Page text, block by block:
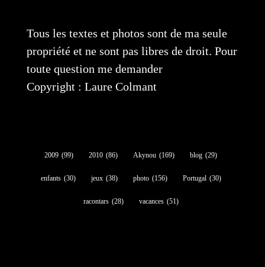
Tous les textes et photos sont de ma seule
propriété et ne sont pas libres de droit. Pour
toute question me demander
Copyright : Laure Colmant
2009 (99) 2010 (86) Akynou (169) blog (29)
enfants (30) jeux (38) photo (156) Portugal (30)
racontars (28) vacances (51)